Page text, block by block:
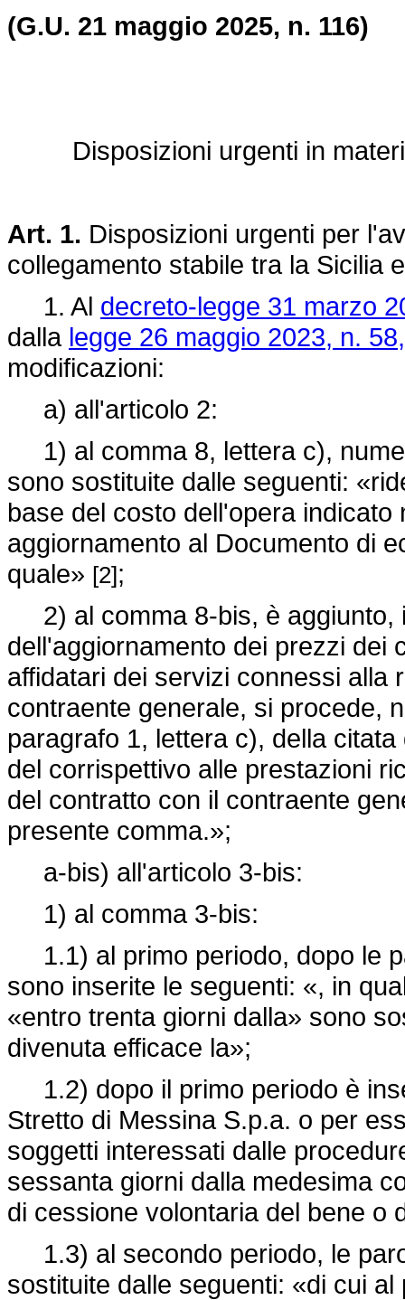
(G.U. 21 maggio 2025, n. 116)
Disposizioni urgenti in
Art. 1. Disposizioni urgenti per
collegamento stabile tra la Sicilia
1. Al decreto-legge 31 marzo
dalla legge 26 maggio 2023, n. 58,
modificazioni:
a) all'articolo 2:
1) al comma 8, lettera c),
sono sostituite dalle seguenti:
base del costo dell'opera indicato
aggiornamento al Documento di
quale» [2];
2) al comma 8-bis, è aggiunto,
dell'aggiornamento dei prezzi dei
affidatari dei servizi connessi alla
contraente generale, si procede,
paragrafo 1, lettera c), della
del corrispettivo alle prestazioni
del contratto con il contraente
presente comma.»;
a-bis) all'articolo 3-bis:
1) al comma 3-bis:
1.1) al primo periodo, dopo le
sono inserite le seguenti: «, in
«entro trenta giorni dalla» sono
divenuta efficace la»;
1.2) dopo il primo periodo è
Stretto di Messina S.p.a. o per
soggetti interessati dalle
sessanta giorni dalla medesima
di cessione volontaria del bene o
1.3) al secondo periodo, le
sostituite dalle seguenti: «di cui